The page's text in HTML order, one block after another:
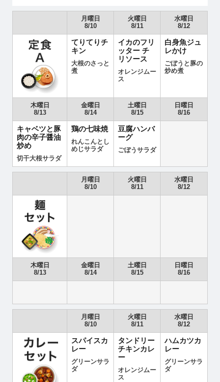
月曜日
8/10
火曜日
8/11
水曜日
8/12
てりてりチ
キン
大根のさっと
煮
イカのフリ
ッター チ
リソース
オレンジムー
ス
白身魚ジュ
レかけ
ごぼうと豚の
炒め煮
木曜日
8/13
金曜日
8/14
土曜日
8/15
日曜日
8/16
キャベツと豚
肉の辛子醤油
炒め
切干大根サラダ
鶏の七味焼
れんこんとし
めじサラダ
豆腐ハンバ
ーグ
ごぼうサラダ
月曜日
8/10
火曜日
8/11
水曜日
8/12
木曜日
8/13
金曜日
8/14
土曜日
8/15
日曜日
8/16
月曜日
8/10
火曜日
8/11
水曜日
8/12
スパイスカ
レー
グリーンサラ
ダ
タンドリー
チキンカレ
ー
オレンジムー
ス
ハムカツカ
レー
グリーンサラ
ダ